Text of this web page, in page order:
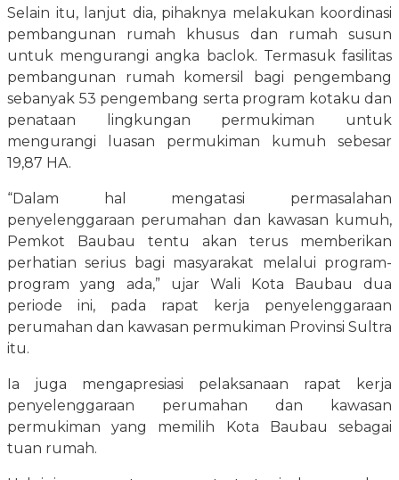
Selain itu, lanjut dia, pihaknya melakukan koordinasi
pembangunan rumah khusus dan rumah susun
untuk mengurangi angka baclok. Termasuk fasilitas
pembangunan rumah komersil bagi pengembang
sebanyak 53 pengembang serta program kotaku dan
penataan lingkungan permukiman untuk
mengurangi luasan permukiman kumuh sebesar
19,87 HA.
“Dalam hal mengatasi permasalahan
penyelenggaraan perumahan dan kawasan kumuh,
Pemkot Baubau tentu akan terus memberikan
perhatian serius bagi masyarakat melalui program-
program yang ada,” ujar Wali Kota Baubau dua
periode ini, pada rapat kerja penyelenggaraan
perumahan dan kawasan permukiman Provinsi Sultra
itu.
Ia juga mengapresiasi pelaksanaan rapat kerja
penyelenggaraan perumahan dan kawasan
permukiman yang memilih Kota Baubau sebagai
tuan rumah.